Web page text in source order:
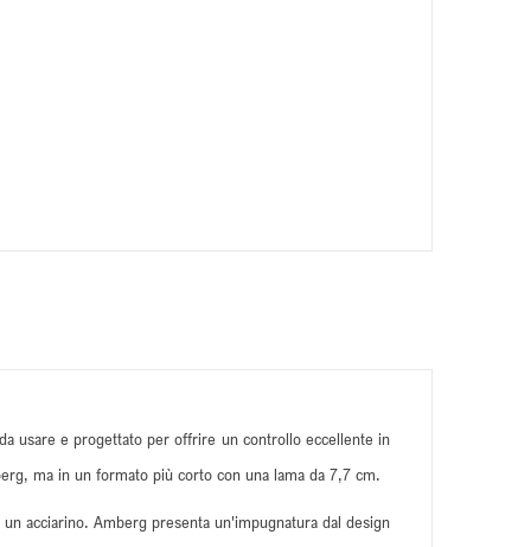
usare e progettato per offrire un controllo eccellente in
ma in un formato più corto con una lama da 7,7 cm.
acciarino. Amberg presenta un'impugnatura dal design